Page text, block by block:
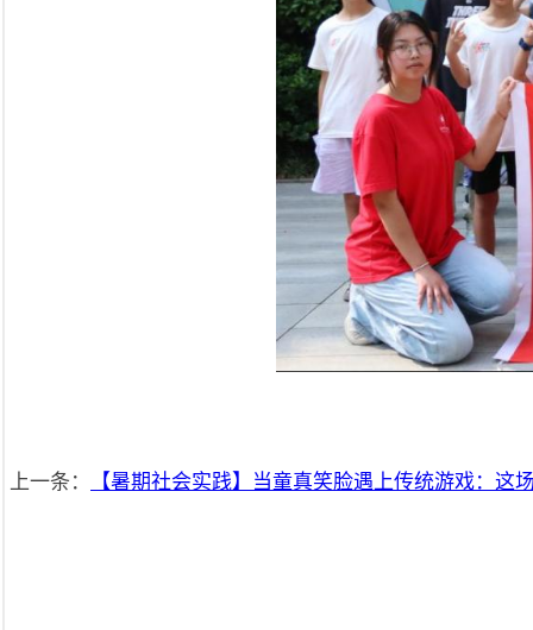
上一条： 【暑期社会实践】当童真笑脸遇上传统游戏：这